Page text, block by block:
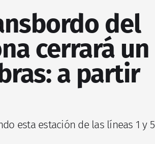
del
cerrará un
a partir
esta estación de las líneas 1 y 5